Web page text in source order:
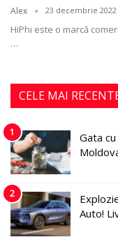
Alex 23 decembrie 2022
HiPhi este o marcă
…
CELE MAI
1
Gata
2
Auto!